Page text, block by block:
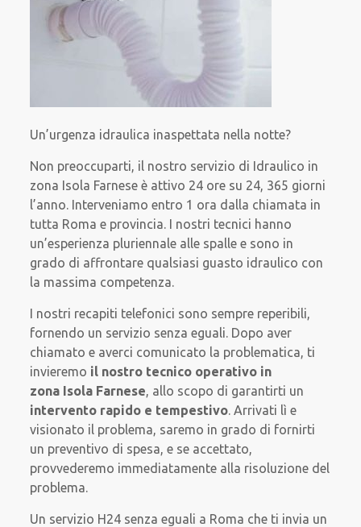
Un’urgenza idraulica inaspettata nella notte?
Non preoccuparti, il nostro servizio di Idraulico in
zona Isola Farnese è attivo 24 ore su 24, 365 giorni
l’anno. Interveniamo entro 1 ora dalla chiamata in
tutta Roma e provincia. I nostri tecnici hanno
un’esperienza pluriennale alle spalle e sono in
grado di affrontare qualsiasi guasto idraulico con
la massima competenza.
I nostri recapiti telefonici sono sempre reperibili,
fornendo un servizio senza eguali. Dopo aver
chiamato e averci comunicato la problematica, ti
invieremo il nostro tecnico operativo in
zona Isola Farnese, allo scopo di garantirti un
intervento rapido e tempestivo. Arrivati lì e
visionato il problema, saremo in grado di fornirti
un preventivo di spesa, e se accettato,
provvederemo immediatamente alla risoluzione del
problema.
Un servizio H24 senza eguali a Roma che ti invia un